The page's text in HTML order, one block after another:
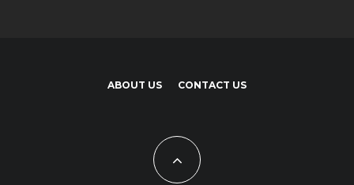
ABOUT US CONTACT US